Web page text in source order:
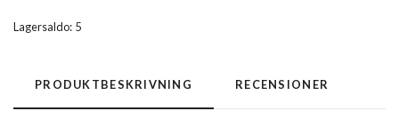
Lagersaldo: 5
PRODUKTBESKRIVNING RECENSIONER